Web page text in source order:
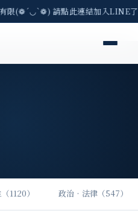
限(❁´◡`❁) 請點此連結加入
1120） 政治‧法律（547）